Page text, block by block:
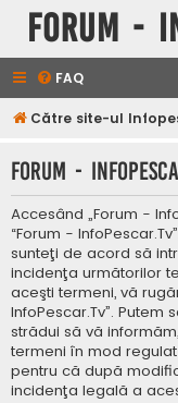
Forum -
FAQ
Către site-ul
Forum -
Accesând „Forum -
“Forum -
sunteţi de acord să
incidenţa următorilor
aceşti termeni, vă
InfoPescar.Tv”.
strădui să vă
termeni în mod regulat
pentru că după
incidenţa legală a